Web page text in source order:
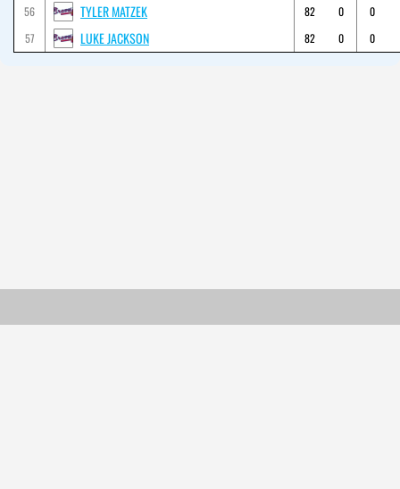
56
TYLER MATZEK 82 0
0
57
LUKE JACKSON 82 0 0